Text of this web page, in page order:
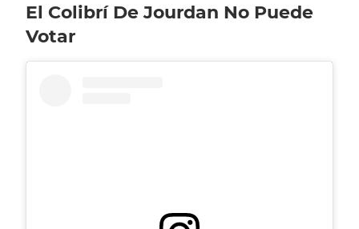
El Colibrí De Jourdan No Puede
Votar